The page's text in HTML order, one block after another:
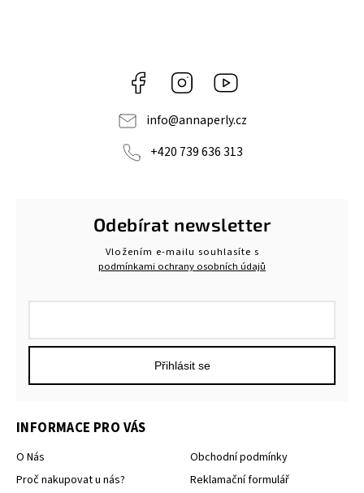
Facebook Instagram
info@annaperly.cz
+420 739 636 313
INFORMACE PRO VÁS
O Nás
Proč nakupovat u nás?
Obchodní podmínky
Reklamační formulář
Odebírat newsletter
Vložením e-mailu souhlasíte s
podmínkami ochrany osobních údajů
Přihlásit se